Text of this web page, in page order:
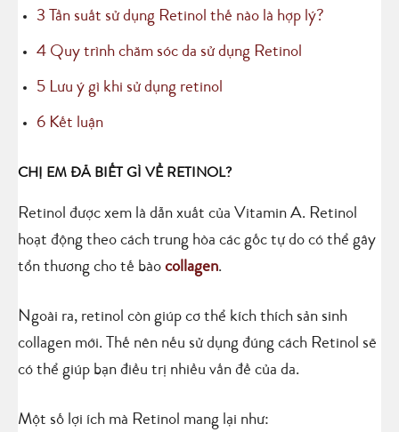
3 Tần suất sử dụng Retinol thế nào là hợp lý?
4 Quy trình chăm sóc da sử dụng Retinol
5 Lưu ý gì khi sử dụng retinol
6 Kết luận
CHỊ EM ĐÃ BIẾT GÌ VỀ RETINOL?
Retinol được xem là dẫn xuất của Vitamin A. Retinol
hoạt động theo cách trung hòa các gốc tự do có thể gây
tổn thương cho tế bào collagen.
Ngoài ra, retinol còn giúp cơ thể kích thích sản sinh
collagen mới. Thế nên nếu sử dụng đúng cách Retinol sẽ
có thể giúp bạn điều trị nhiều vấn đề của da.
Một số lợi ích mà Retinol mang lại như: